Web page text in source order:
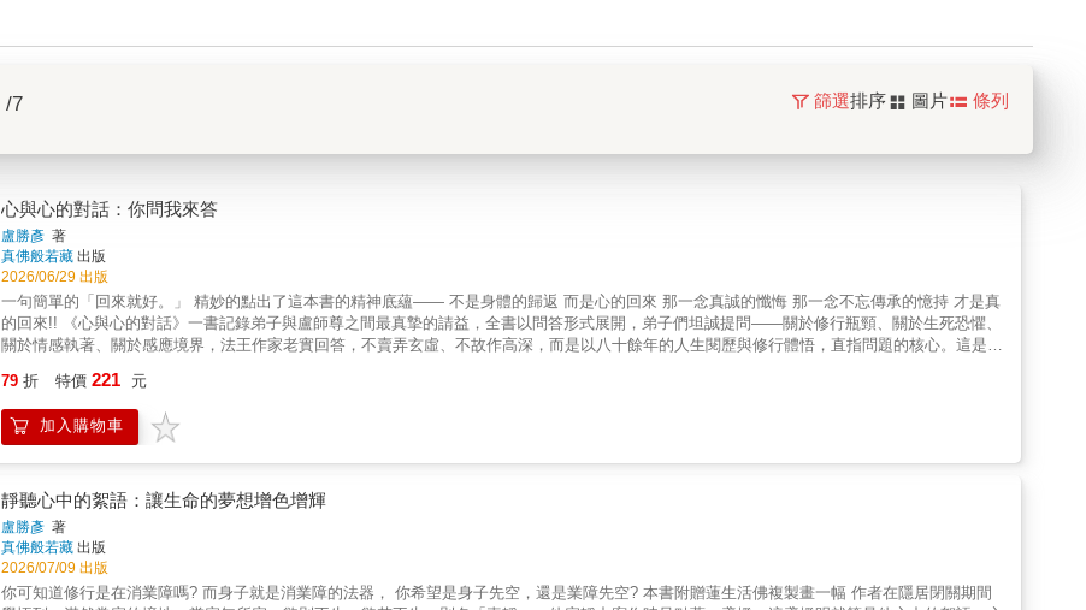
/7 篩選排序 圖片 條列
心與心的對話：你問我來答
盧勝彥 著
真佛般若藏 出版
2026/06/29 出版
一句簡單的「回來就好。」 精妙的點出了這本書的精神底蘊—— 不是身體的歸返 而是心的回來 那一念真誠的懺悔 那一念不忘傳承的憶持 才是真
的回來!! 《心與心的對話》一書記錄弟子與盧師尊之間最真摯的請益，全書以問答形式展開，弟子們坦誠提問——關於修行瓶頸、關於生死恐懼、
關於情感執著、關於感應境界，法王作家老實回答，不賣弄玄虛、不故作高深，而是以八十餘年的人生閱歷與修行體悟，直指問題的核心。這是一
方！本書附贈蓮生活佛複製畫一幅
79 折 特價 221 元
加入購物車
靜聽心中的絮語：讓生命的夢想增色增輝
盧勝彥 著
真佛般若藏 出版
2026/07/09 出版
你可知道修行是在消業障嗎? 而身子就是消業障的法器， 你希望是身子先空，還是業障先空? 本書附贈蓮生活佛複製畫一幅 作者在隱居閉關期間